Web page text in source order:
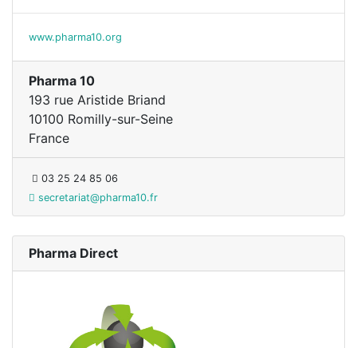
www.pharma10.org
Pharma 10
193 rue Aristide Briand
10100 Romilly-sur-Seine
France
03 25 24 85 06
secretariat@pharma10.fr
Pharma Direct